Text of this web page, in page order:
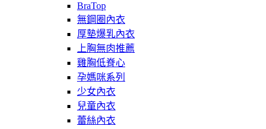
BraTop
無鋼圈內衣
厚墊爆乳內衣
上胸無肉推薦
雞胸低脊心
孕媽咪系列
少女內衣
兒童內衣
蕾絲內衣